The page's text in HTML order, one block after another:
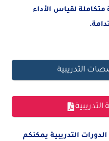
لقياس الأداء
.
التدريبية
التدريبية يمكنكم